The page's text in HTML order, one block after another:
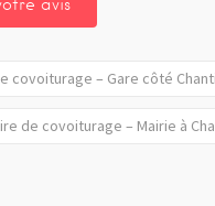
covoiturage – Gare côté
de covoiturage – Mairie à